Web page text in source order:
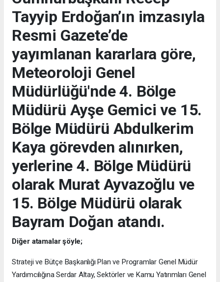
Tayyip Erdoğan’ın imzasıyla
Resmi Gazete’de
yayımlanan kararlara göre,
Meteoroloji Genel
Müdürlüğü'nde 4. Bölge
Müdürü Ayşe Gemici ve 15.
Bölge Müdürü Abdulkerim
Kaya görevden alınırken,
yerlerine 4. Bölge Müdürü
olarak Murat Ayvazoğlu ve
15. Bölge Müdürü olarak
Bayram Doğan atandı.
Diğer atamalar şöyle;
Strateji ve Bütçe Başkanlığı Plan ve Programlar Genel Müdür
Yardımcılığına Serdar Altay, Sektörler ve Kamu Yatırımları Genel